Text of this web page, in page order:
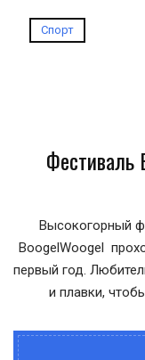
Спорт
Фестиваль
Высокогорный
BoogelWoogel
первый год.
и плавки,